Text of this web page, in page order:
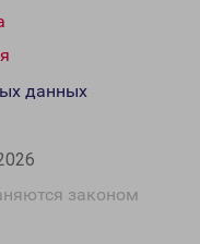
законом
данных